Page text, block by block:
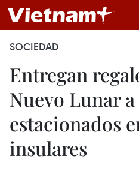
SOCIEDAD
Entregan
Nuevo Lunar
estacionados
insulares